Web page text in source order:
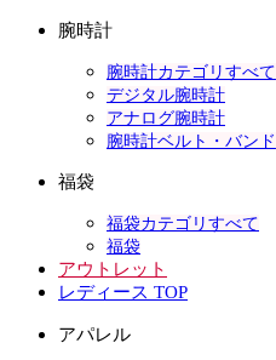
腕時計
腕時計カテゴリすべて
デジタル腕時計
アナログ腕時計
腕時計ベルト・バンド
福袋
福袋カテゴリすべて
福袋
アウトレット
レディース TOP
アパレル